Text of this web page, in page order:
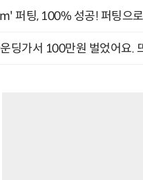
퍼팅, 100% 성공! 퍼팅으
딩가서 100만원 벌었어요.